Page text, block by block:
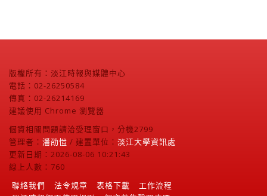
版權所有：淡江時報與媒體中心
電話：02-26250584
傳真：02-26214169
建議使用 Chrome 瀏覽器
個資相關問題請洽受理窗口，分機2799
管理者： 潘劭愷 / 建置單位： 淡江大學資訊處
更新日期：2026-08-06 10:21:43
線上人數：760
聯絡我們
法令規章 表格下載
工作流程